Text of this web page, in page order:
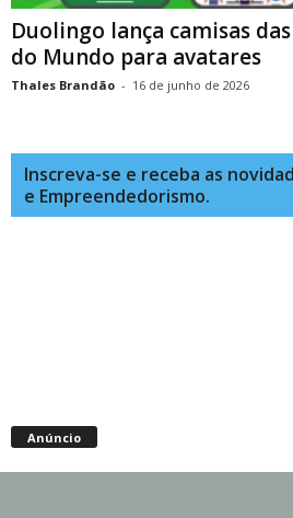
Duolingo lança camisas
do Mundo para avatares
Thales Brandão - 16 de junho de 2026
Inscreva-se e receba as
e Empreendedorismo.
Anúncio